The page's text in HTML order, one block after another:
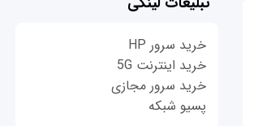
خرید سرور HP
خرید اینترنت 5G
خرید سرور مجازی
پسیو شبکه